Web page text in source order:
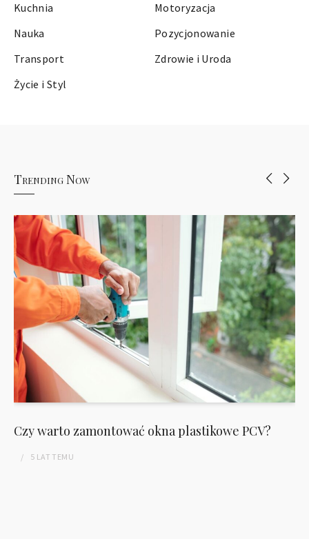
Kuchnia
Motoryzacja
Nauka
Pozycjonowanie
Transport
Zdrowie i Uroda
Życie i Styl
Trending Now
Czy warto zamontować okna plastikowe PCV?
5 LAT TEMU